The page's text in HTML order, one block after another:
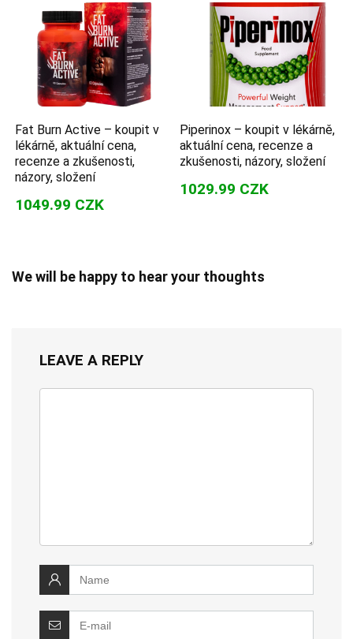
Fat Burn Active – koupit v
lékárně, aktuální cena,
recenze a zkušenosti,
názory, složení
1049.99 CZK
Piperinox – koupit v lékárně,
aktuální cena, recenze a
zkušenosti, názory, složení
1029.99 CZK
We will be happy to hear your thoughts
LEAVE A REPLY